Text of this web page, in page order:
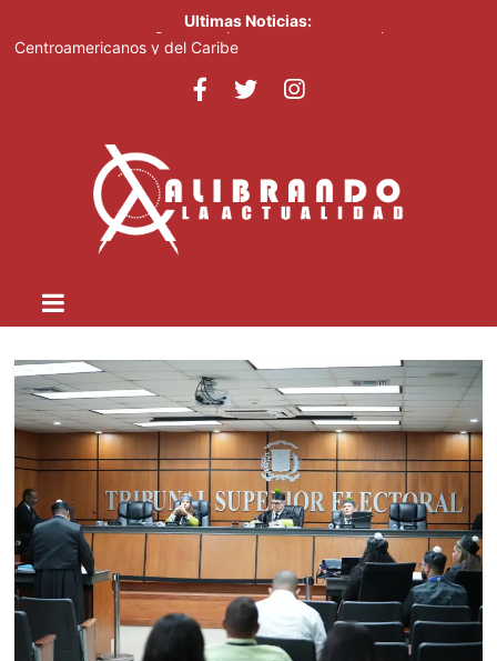
Ultimas Noticias:
Fransheska Matías gana dos plata en el torneo de pesas de los
Comedores Comunitarios de DASAC garantizan alimentación de
Arabia Saudí, Turquía y Pakistán se blindan con un acuerdo de
defensa en plena guerra
Senado de EE. UU. aprueba nuevo paquete de sanciones a
Italia dice que no acepta ultimátums y mantendrá la suspensión